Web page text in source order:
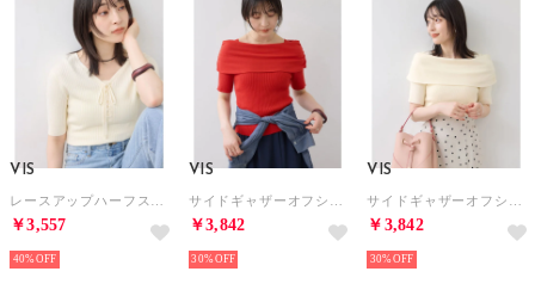
VIS
レースアップハーフスリーブニット （キナリ（16））
￥3,557
40%
VIS
サイドギャザーオフショル5分袖ニット （レッド系（62））
￥3,842
30%
VIS
サイドギャザーオフショル5分袖ニット （キナリ（16））
￥3,842
30%